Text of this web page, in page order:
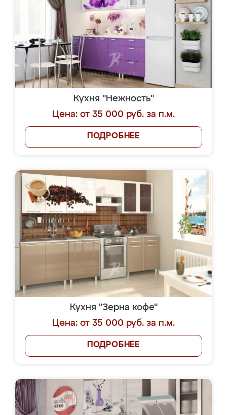
Кухня "Нежность"
Цена: от 35 000 руб. за п.м.
ПОДРОБНЕЕ
Кухня "Зерна кофе"
Цена: от 35 000 руб. за п.м.
ПОДРОБНЕЕ